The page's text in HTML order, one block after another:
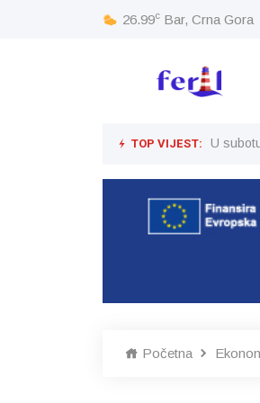
26.99c Bar, Crna Gora
TOP VIJEST: U
Početna